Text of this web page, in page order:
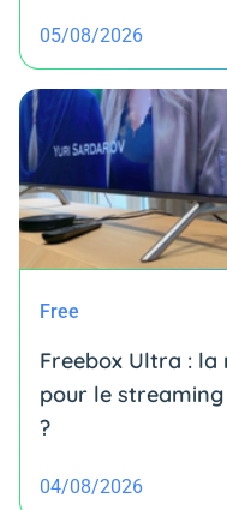
05/08/2026
Free
Freebox Ultra :
pour le
?
04/08/2026